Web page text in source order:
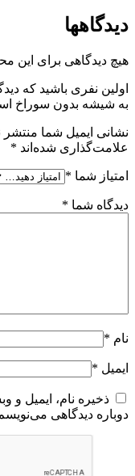
دیدگاهها
هیچ دیدگاهی برای
اولین نفری باشید که
به شیشه بدون سوراخ استیل 90 درجه براق شیار
نشانی ایمیل شما منتشر
علامت‌گذاری شده‌اند *
امتیاز شما *
دیدگاه شما *
نام *
ایمیل *
ذخیره نام، ایمیل و
دوباره دیدگاهی